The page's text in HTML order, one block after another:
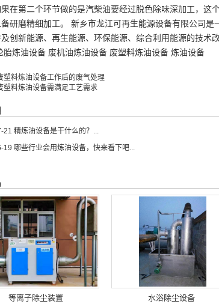
在第二个环节做的是汽柴油要经过脱色除味深加工，
研磨精细加工。 新乡市龙江可再生能源设备有限公司
创新能源、再生能源、环保能源、综合利用能源的技
胎炼油设备 废机油炼油设备 废塑料炼油设备 炼油设备
塑料炼油设备工作后的废气处理
塑料炼油设备需满足工艺需求
21 精炼油设备是干什么的？...
19 哪些行业会用炼油设备，快来看下吧...
等离子除尘装置 水浴除尘设备